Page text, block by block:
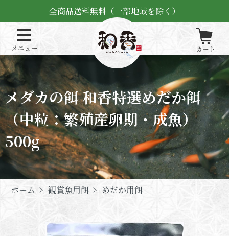
全商品送料無料（一部地域を除く）
メダカの餌 和香特選めだか餌
（中粒：繁殖産卵期・成魚）
500g
ホーム > 観賞魚用餌 > めだか用餌